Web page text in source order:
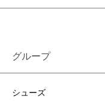
グループ
シューズ